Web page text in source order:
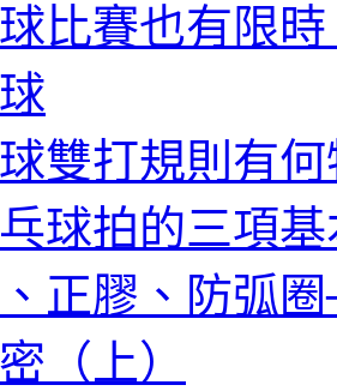
比賽也有限
雙打規則有
球拍的三項
正膠、防弧
（上）